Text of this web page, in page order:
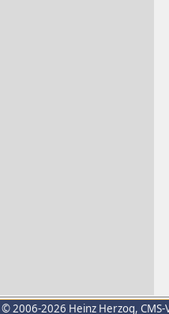
© 2006-2026 Heinz Herzog,